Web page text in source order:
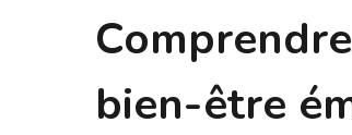
bien-être